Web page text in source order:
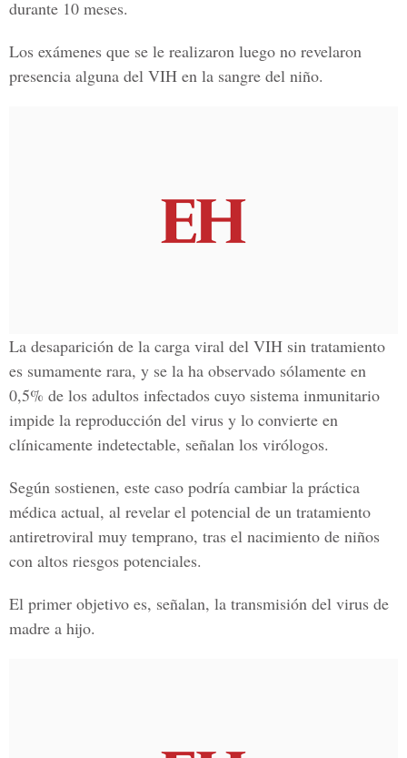
durante 10 meses.
Los exámenes que se le realizaron luego no revelaron
presencia alguna del VIH en la sangre del niño.
La desaparición de la carga viral del VIH sin tratamiento
es sumamente rara, y se la ha observado sólamente en
0,5% de los adultos infectados cuyo sistema inmunitario
impide la reproducción del virus y lo convierte en
clínicamente indetectable, señalan los virólogos.
Según sostienen, este caso podría cambiar la práctica
médica actual, al revelar el potencial de un tratamiento
antiretroviral muy temprano, tras el nacimiento de niños
con altos riesgos potenciales.
El primer objetivo es, señalan, la transmisión del virus de
madre a hijo.